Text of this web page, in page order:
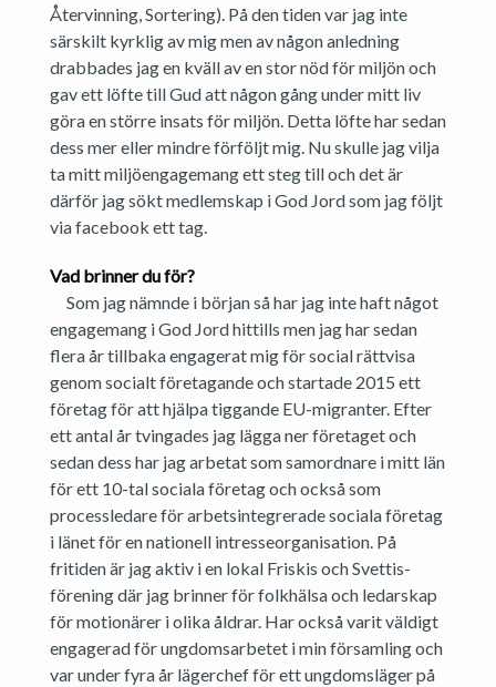
Återvinning, Sortering). På den tiden var jag inte
särskilt kyrklig av mig men av någon anledning
drabbades jag en kväll av en stor nöd för miljön och
gav ett löfte till Gud att någon gång under mitt liv
göra en större insats för miljön. Detta löfte har sedan
dess mer eller mindre förföljt mig. Nu skulle jag vilja
ta mitt miljöengagemang ett steg till och det är
därför jag sökt medlemskap i God Jord som jag följt
via facebook ett tag.
Vad brinner du för?
Som jag nämnde i början så har jag inte haft något
engagemang i God Jord hittills men jag har sedan
flera år tillbaka engagerat mig för social rättvisa
genom socialt företagande och startade 2015 ett
företag för att hjälpa tiggande EU-migranter. Efter
ett antal år tvingades jag lägga ner företaget och
sedan dess har jag arbetat som samordnare i mitt län
för ett 10-tal sociala företag och också som
processledare för arbetsintegrerade sociala företag
i länet för en nationell intresseorganisation. På
fritiden är jag aktiv i en lokal Friskis och Svettis-
förening där jag brinner för folkhälsa och ledarskap
för motionärer i olika åldrar. Har också varit väldigt
engagerad för ungdomsarbetet i min församling och
var under fyra år lägerchef för ett ungdomsläger på